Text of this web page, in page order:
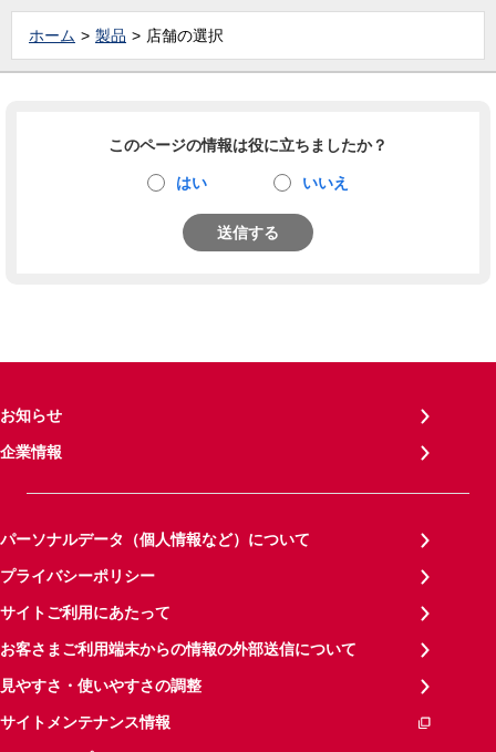
ホーム 製品 店舗の選択
このページの情報は役に立ちましたか？
はい いいえ
送信する
お知らせ
企業情報
パーソナルデータ（個人情報など）について
プライバシーポリシー
サイトご利用にあたって
お客さまご利用端末からの情報の外部送信について
見やすさ・使いやすさの調整
サイトメンテナンス情報